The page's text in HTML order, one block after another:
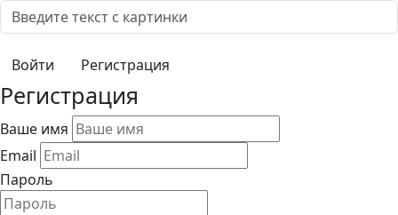
Регистрация
Регистрация
Ваше имя
Email
Пароль